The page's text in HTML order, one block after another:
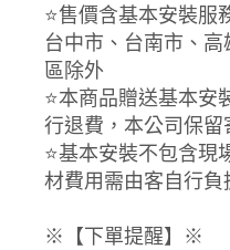
⭐️售價含基本安裝服
台中市、台南市、
區除外
⭐️本商品贈送基本安
行退費，本公司保
⭐️基本安裝不包含
材費用需由客自行負
※【下單提醒】※